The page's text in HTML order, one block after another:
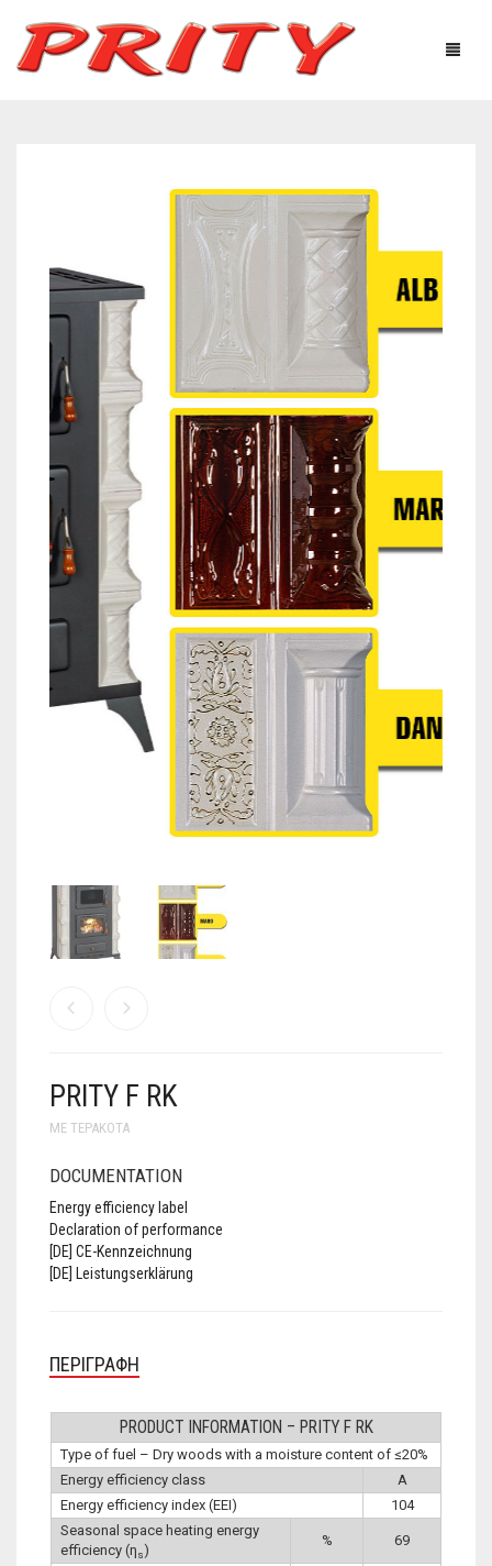
ΤΕΧΝΟΛΟΓΙΚΌΣ ΕΞΟΠΛΙΣΜΌΣ
ΧΡΉΣΙΜΕΣ ΠΛΗΡΟΦΟΡΊΕΣ
ΦΩΤΟΓΡΑΦΙΕΣ – ΓΚΑΛΕΡΊ
ΕΠΙΚΟΙΝΩΝΊΑ
Ελληνικά English
PRITY F RK
ΜΕ ΤΕΡΑΚΌΤΑ
DOCUMENTATION
Energy efficiency label
Declaration of performance
[DE] CE-Kennzeichnung
[DE] Leistungserklärung
ΠΕΡΙΓΡΑΦΉ
PRODUCT INFORMATION – PRITY F RK
Type of fuel – Dry woods with a moisture content of ≤20%
Energy efficiency class
A
Energy efficiency index (EEI)
104
Seasonal space heating energy
efficiency (ηs)
% 69